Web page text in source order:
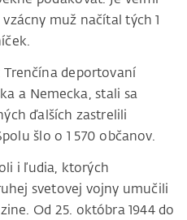
muž načítal tých 1
Trenčína deportovaní
a Nemecka, stali sa
ďalších zastrelili
šlo o 1 570 občanov.
i ľudia, ktorých
svetovej vojny umučili
Od 25. októbra 1944 do